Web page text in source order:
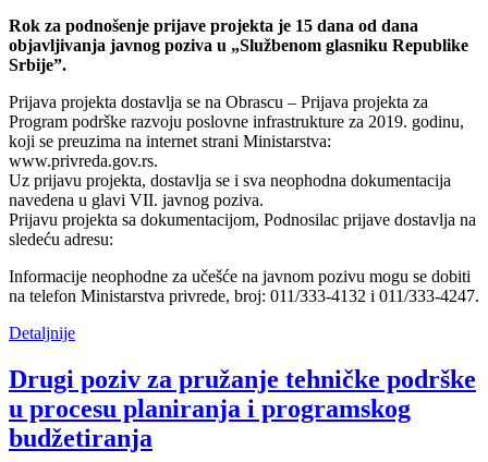
Rok za podnošenje prijave projekta je 15 dana od dana
objavljivanja javnog poziva u „Službenom glasniku Republike
Srbije”.
Prijava projekta dostavlja se na Obrascu – Prijava projekta za
Program podrške razvoju poslovne infrastrukture za 2019. godinu,
koji se preuzima na internet strani Ministarstva:
www.privreda.gov.rs.
Uz prijavu projekta, dostavlja se i sva neophodna dokumentacija
navedena u glavi VII. javnog poziva.
Prijavu projekta sa dokumentacijom, Podnosilac prijave dostavlja na
sledeću adresu:
Informacije neophodne za učešće na javnom pozivu mogu se dobiti
na telefon Ministarstva privrede, broj: 011/333-4132 i 011/333-4247.
Detaljnije
Drugi poziv za pružanje tehničke podrške
u procesu planiranja i programskog
budžetiranja